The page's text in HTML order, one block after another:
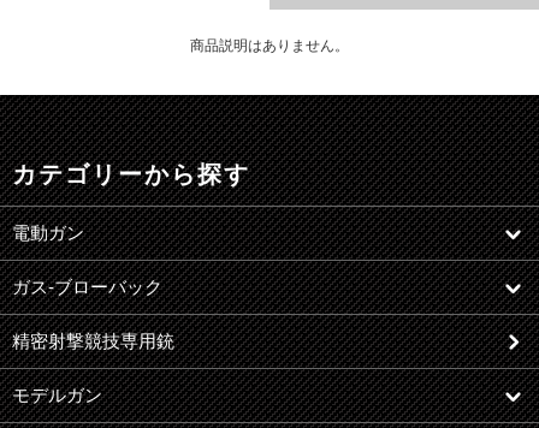
商品説明はありません。
カテゴリーから探す
電動ガン
ガス-ブローバック
精密射撃競技専用銃
モデルガン